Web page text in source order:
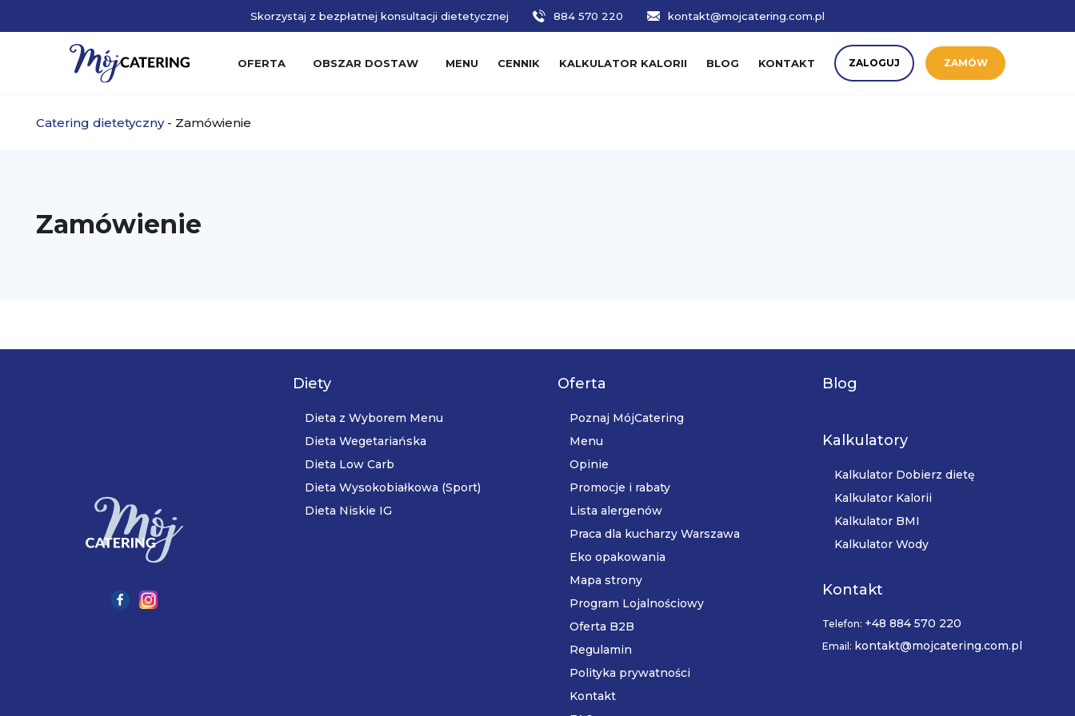
Skorzystaj z bezpłatnej konsultacji dietetycznej 884 570 220 kontakt@mojcatering.com.pl
OFERTA OBSZAR DOSTAW MENU CENNIK KALKULATOR KALORII BLOG KONTAKT ZALOGUJ ZAMÓW
Catering dietetyczny- Zamówienie
Zamówienie
Diety
Dieta z Wyborem Menu
Dieta Wegetariańska
Dieta Low Carb
Dieta Wysokobiałkowa (Sport)
Dieta Niskie IG
Oferta
Poznaj MójCatering
Menu
Opinie
Promocje i rabaty
Lista alergenów
Praca dla kucharzy Warszawa
Eko opakowania
Mapa strony
Program Lojalnościowy
Oferta B2B
Regulamin
Polityka prywatności
Kontakt
Blog
Kalkulatory
Kalkulator Dobierz dietę
Kalkulator Kalorii
Kalkulator BMI
Kalkulator Wody
Kontakt
Telefon: +48 884 570 220
Email: kontakt@mojcatering.com.pl